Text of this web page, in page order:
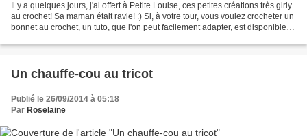
Il y a quelques jours, j'ai offert à Petite Louise, ces petites créations très girly
au crochet! Sa maman était ravie! :) Si, à votre tour, vous voulez crocheter un
bonnet au crochet, un tuto, que l'on peut facilement adapter, est disponible
Un chauffe-cou au tricot
Publié le 26/09/2014 à 05:18
Par Roselaine